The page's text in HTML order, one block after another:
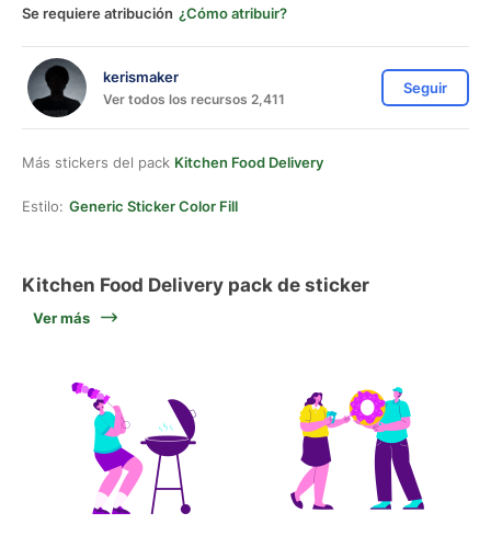
Se requiere atribución ¿Cómo atribuir?
kerismaker
Ver todos los recursos 2,411
Seguir
Más stickers del pack Kitchen Food Delivery
Estilo: Generic Sticker Color Fill
Kitchen Food Delivery pack de sticker
Ver más